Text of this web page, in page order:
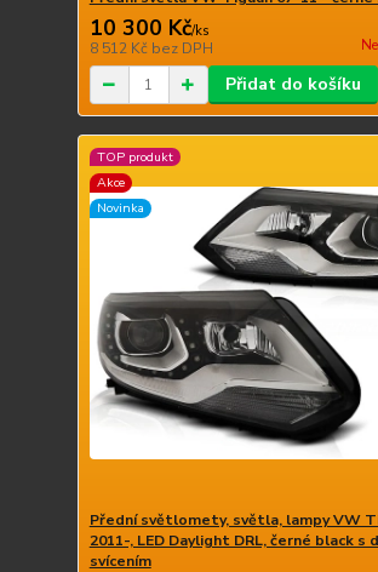
10 300 Kč/ks
8 512 Kč bez DPH
Přidat do košíku
TOP produkt
Akce
Novinka
Přední světlomety, světla, lampy VW
2011-, LED Daylight DRL, černé black s
svícením